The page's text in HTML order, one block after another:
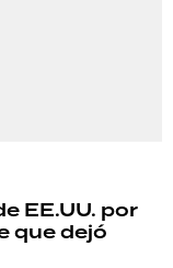
EE.UU. por
que dejó